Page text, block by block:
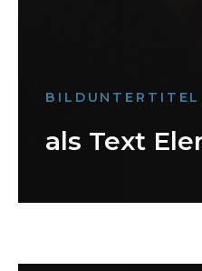
BILDUNTERTITEL
als Text